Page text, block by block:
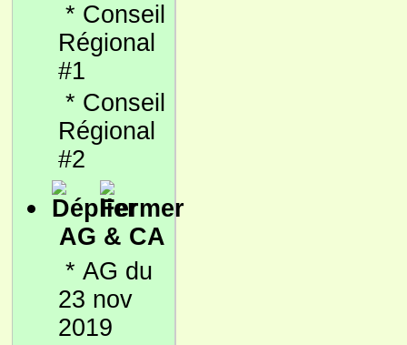
* Conseil
Régional
#1
* Conseil
Régional
#2
AG & CA
* AG du
23 nov
2019